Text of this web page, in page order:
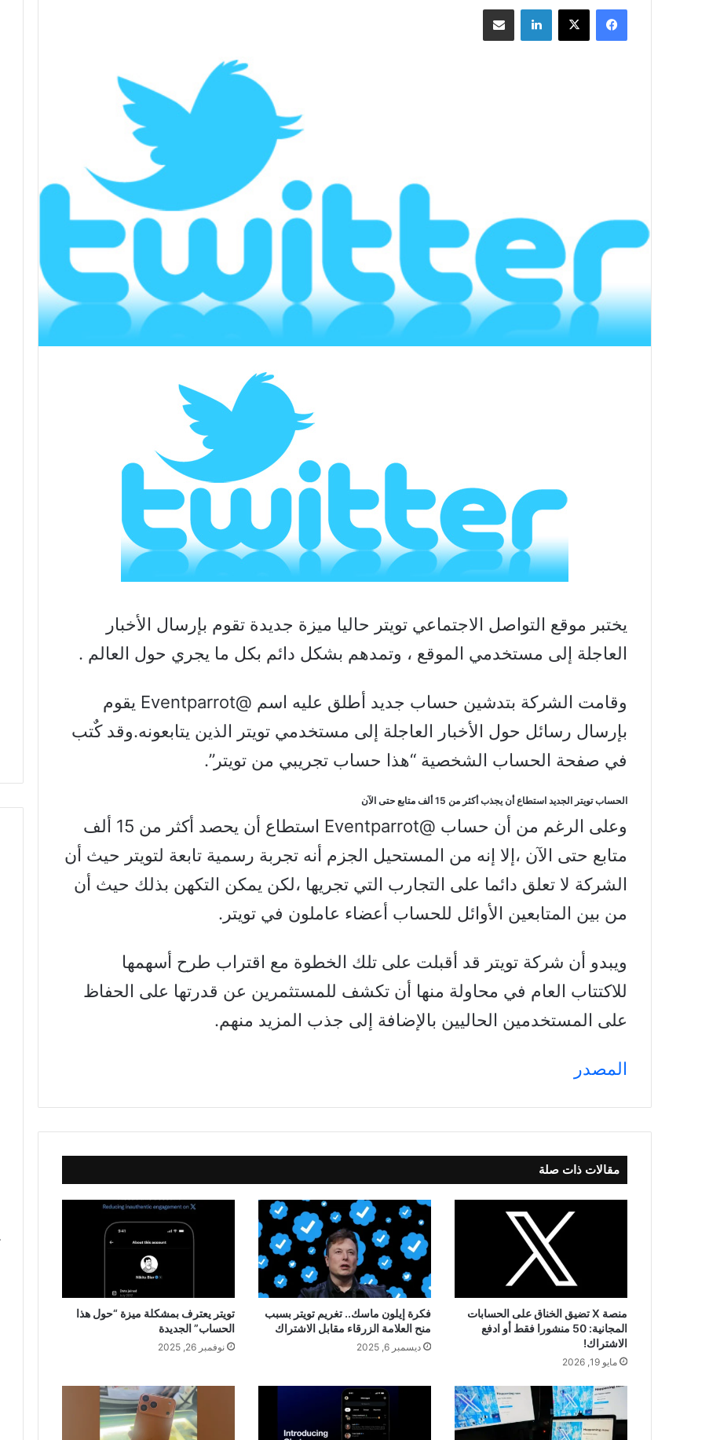
فيسبوك ‫X لينكدإن مشاركة بالبريد الإلكتروني
يختبر موقع التواصل الاجتماعي تويتر حاليا ميزة جديدة تقوم بإرسال الأخبار
العاجلة إلى مستخدمي الموقع ، وتمدهم بشكل دائم بكل ما يجري حول العالم .
وقامت الشركة بتدشين حساب جديد أطلق عليه اسم @Eventparrot يقوم
بإرسال رسائل حول الأخبار العاجلة إلى مستخدمي تويتر الذين يتابعونه.وقد كٌتب
في صفحة الحساب الشخصية “هذا حساب تجريبي من تويتر”.
الحساب تويتر الجديد استطاع أن يجذب أكثر من 15 ألف متابع حتى الآن
وعلى الرغم من أن حساب @Eventparrot استطاع أن يحصد أكثر من 15 ألف
متابع حتى الآن ،إلا إنه من المستحيل الجزم أنه تجربة رسمية تابعة لتويتر حيث أن
الشركة لا تعلق دائما على التجارب التي تجريها ،لكن يمكن التكهن بذلك حيث أن
من بين المتابعين الأوائل للحساب أعضاء عاملون في تويتر.
ويبدو أن شركة تويتر قد أقبلت على تلك الخطوة مع اقتراب طرح أسهمها
للاكتتاب العام في محاولة منها أن تكشف للمستثمرين عن قدرتها على الحفاظ
على المستخدمين الحاليين بالإضافة إلى جذب المزيد منهم.
المصدر
مقالات ذات صلة
منصة X تضيق الخناق على الحسابات
المجانية: 50 منشورا فقط أو ادفع
الاشتراك!
مايو 19, 2026
فكرة إيلون ماسك.. تغريم تويتر بسبب
منح العلامة الزرقاء مقابل الاشتراك
ديسمبر 6, 2025
تويتر يعترف بمشكلة ميزة “حول هذا
الحساب” الجديدة
نوفمبر 26, 2025